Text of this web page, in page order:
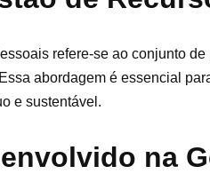
refere-se ao conjunto
abordagem é essencial
e sustentável.
na